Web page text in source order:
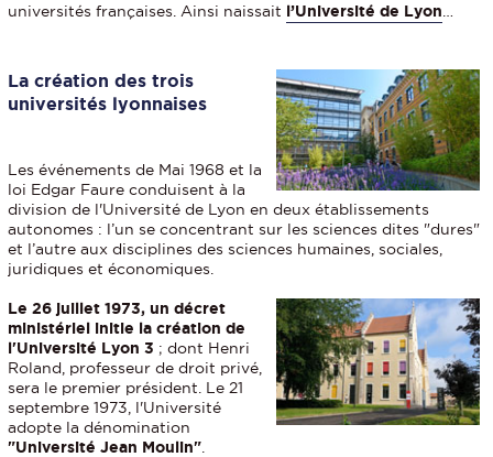
universités françaises. Ainsi naissait l’Université de Lyon
La création des trois
universités lyonnaises
Les événements de Mai 1968 et la
loi Edgar Faure conduisent à la
division de l'Université de Lyon en deux établissements
autonomes : l’un se concentrant sur les sciences dites "dures"
et l’autre aux disciplines des sciences humaines, sociales,
juridiques et économiques.
Le 26 juillet 1973, un décret
ministériel initie la création de
l'Université Lyon 3 ; dont Henri
Roland, professeur de droit privé,
sera le premier président. Le 21
septembre 1973, l'Université
adopte la dénomination
"Université Jean Moulin"